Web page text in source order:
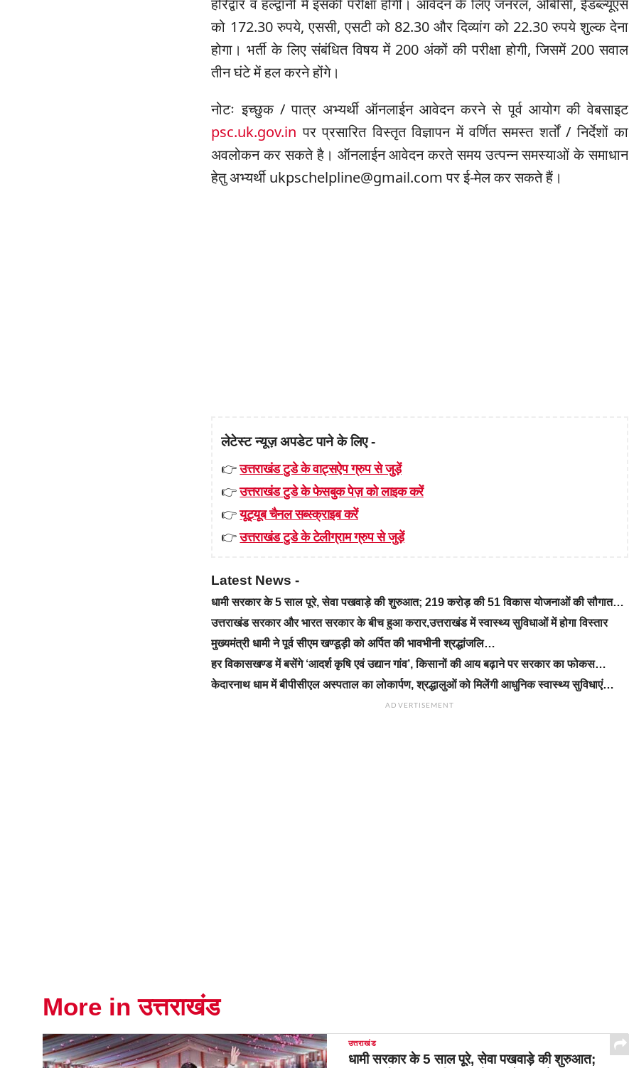
हरिद्वार व हल्द्वानी में इसकी परीक्षा होगी। आवेदन के लिए जनरल, ओबीसी, ईडब्ल्यूएस
को 172.30 रुपये, एससी, एसटी को 82.30 और दिव्यांग को 22.30 रुपये शुल्क देना
होगा। भर्ती के लिए संबंधित विषय में 200 अंकों की परीक्षा होगी, जिसमें 200 सवाल
तीन घंटे में हल करने होंगे।
नोटः इच्छुक / पात्र अभ्यर्थी ऑनलाईन आवेदन करने से पूर्व आयोग की वेबसाइट
psc.uk.gov.in पर प्रसारित विस्तृत विज्ञापन में वर्णित समस्त शर्तों / निर्देशों का
अवलोकन कर सकते है। ऑनलाईन आवेदन करते समय उत्पन्न समस्याओं के समाधान
हेतु अभ्यर्थी ukpschelpline@gmail.com पर ई-मेल कर सकते हैं।
लेटेस्ट न्यूज़ अपडेट पाने के लिए -
👉उत्तराखंड टुडे के वाट्सऐप ग्रुप से जुड़ें
👉उत्तराखंड टुडे के फेसबुक पेज़ को लाइक करें
👉यूट्यूब चैनल सब्स्क्राइब करें
👉उत्तराखंड टुडे के टेलीग्राम ग्रुप से जुड़ें
Latest News -
धामी सरकार के 5 साल पूरे, सेवा पखवाड़े की शुरुआत; 219 करोड़ की 51 विकास योजनाओं की सौगात…
उत्तराखंड सरकार और भारत सरकार के बीच हुआ करार,उत्तराखंड में स्वास्थ्य सुविधाओं में होगा विस्तार
मुख्यमंत्री धामी ने पूर्व सीएम खण्डूड़ी को अर्पित की भावभीनी श्रद्धांजलि…
हर विकासखण्ड में बसेंगे ‘आदर्श कृषि एवं उद्यान गांव’, किसानों की आय बढ़ाने पर सरकार का फोकस…
केदारनाथ धाम में बीपीसीएल अस्पताल का लोकार्पण, श्रद्धालुओं को मिलेंगी आधुनिक स्वास्थ्य सुविधाएं…
ADVERTISEMENT
More in उत्तराखंड
उत्तराखंड
धामी सरकार के 5 साल पूरे, सेवा पखवाड़े की शुरुआत;